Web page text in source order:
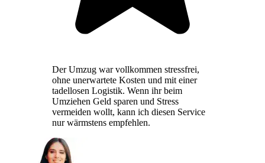
Der Umzug war vollkommen stressfrei,
ohne unerwartete Kosten und mit einer
tadellosen Logistik. Wenn ihr beim
Umziehen Geld sparen und Stress
vermeiden wollt, kann ich diesen Service
nur wärmstens empfehlen.